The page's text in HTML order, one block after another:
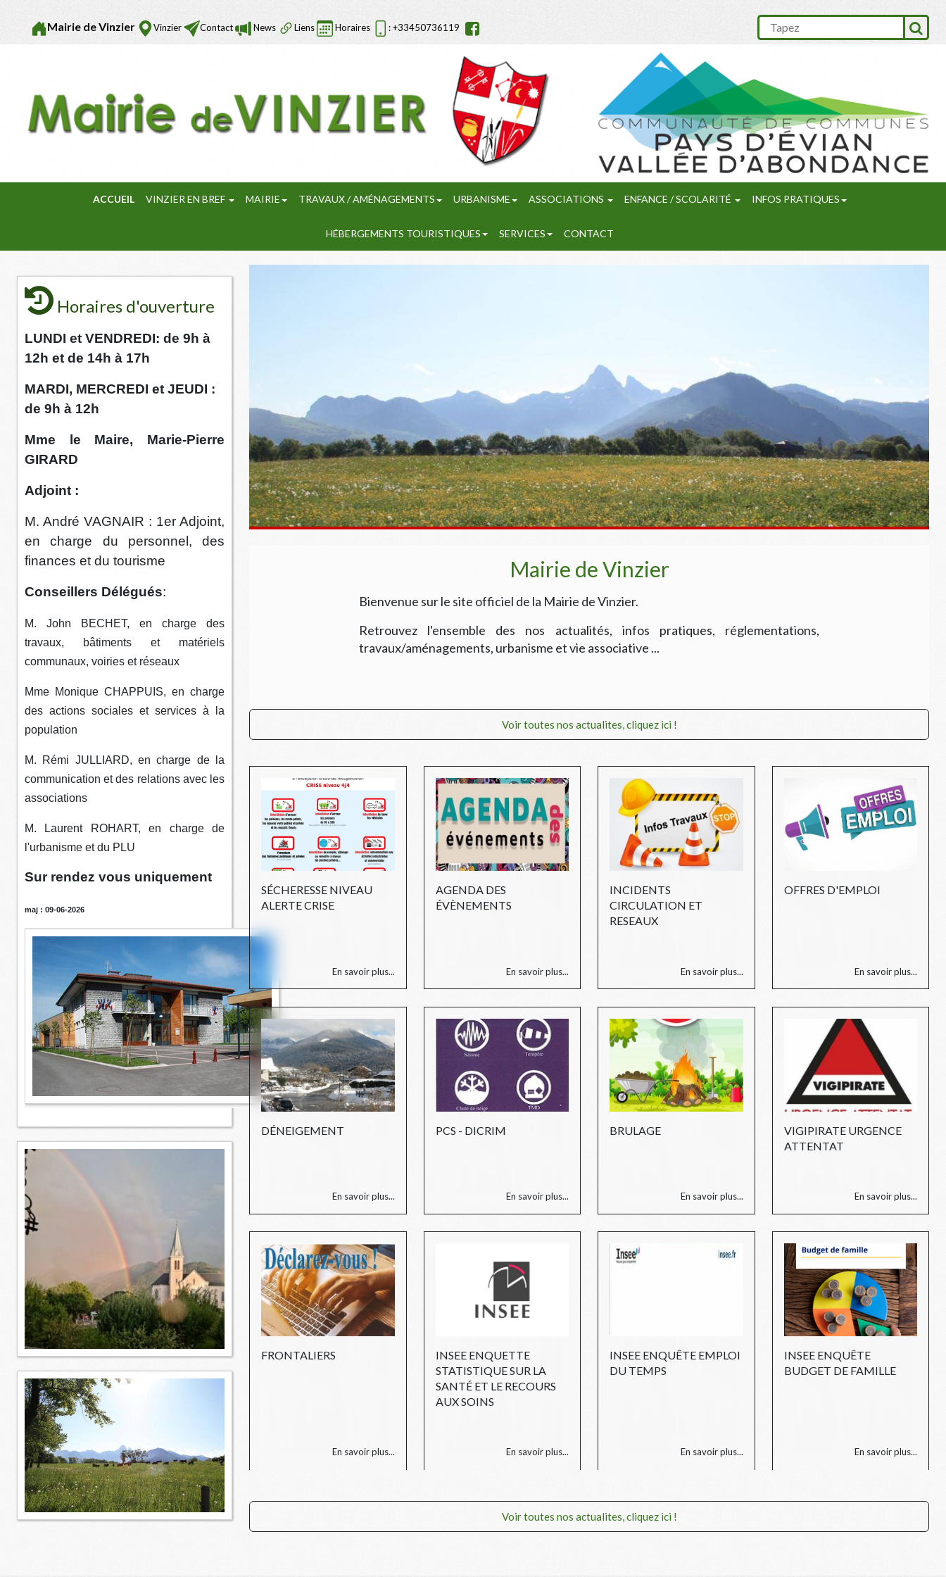
Mairie de Vinzier Vinzier Contact News Liens Horaires : +33450736119
ACCUEIL VINZIER EN BREF MAIRIE TRAVAUX / AMÉNAGEMENTS URBANISME ASSOCIATIONS ENFANCE / SCOLARITÉ INFOS PRATIQUES
HÉBERGEMENTS TOURISTIQUES SERVICES CONTACT
Mairie de Vinzier
Bienvenue sur le site officiel de la Mairie de Vinzier.
Retrouvez l'ensemble des nos actualités, infos pratiques, réglementations,
travaux/aménagements, urbanisme et vie associative ...
Voir toutes nos actualites, cliquez ici !
SÉCHERESSE NIVEAU
ALERTE CRISE
En savoir plus...
AGENDA DES
ÉVÈNEMENTS
En savoir plus...
INCIDENTS
CIRCULATION ET
RESEAUX
En savoir plus...
OFFRES D'EMPLOI
En savoir plus...
DÉNEIGEMENT
En savoir plus...
PCS - DICRIM
En savoir plus...
BRULAGE
En savoir plus...
VIGIPIRATE URGENCE
ATTENTAT
En savoir plus...
FRONTALIERS
En savoir plus...
INSEE ENQUETTE
STATISTIQUE SUR LA
SANTÉ ET LE RECOURS
AUX SOINS
En savoir plus...
INSEE ENQUÊTE EMPLOI
DU TEMPS
En savoir plus...
INSEE ENQUÊTE
BUDGET DE FAMILLE
En savoir plus...
Voir toutes nos actualites, cliquez ici !
Horaires d'ouverture
LUNDI et VENDREDI: de 9h à
12h et de 14h à 17h
MARDI, MERCREDI et JEUDI :
de 9h à 12h
Mme le Maire, Marie-Pierre
GIRARD
Adjoint :
M. André VAGNAIR : 1er Adjoint,
en charge du personnel, des
finances et du tourisme
Conseillers Délégués:
M. John BECHET, en charge des
travaux, bâtiments et matériels
communaux, voiries et réseaux
Mme Monique CHAPPUIS, en charge
des actions sociales et services à la
population
M. Rémi JULLIARD, en charge de la
communication et des relations avec les
associations
M. Laurent ROHART, en charge de
l'urbanisme et du PLU
Sur rendez vous uniquement
maj : 09-06-2026